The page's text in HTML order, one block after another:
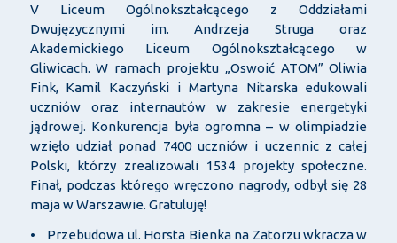
V Liceum Ogólnokształcącego z Oddziałami
Dwujęzycznymi im. Andrzeja Struga oraz
Akademickiego Liceum Ogólnokształcącego w
Gliwicach. W ramach projektu „Oswoić ATOM” Oliwia
Fink, Kamil Kaczyński i Martyna Nitarska edukowali
uczniów oraz internautów w zakresie energetyki
jądrowej. Konkurencja była ogromna – w olimpiadzie
wzięło udział ponad 7400 uczniów i uczennic z całej
Polski, którzy zrealizowali 1534 projekty społeczne.
Finał, podczas którego wręczono nagrody, odbył się 28
maja w Warszawie. Gratuluję!
• Przebudowa ul. Horsta Bienka na Zatorzu wkracza w